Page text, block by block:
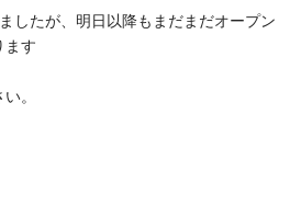
したが、明日以降もまだまだオープン
ます
。